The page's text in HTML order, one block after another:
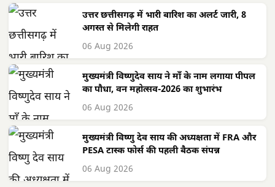
उत्तर छत्तीसगढ़ में भारी बारिश का अलर्ट जारी, 8
अगस्त से मिलेगी राहत
06 Aug 2026
मुख्यमंत्री विष्णुदेव साय ने माँ के नाम लगाया पीपल
का पौधा, वन महोत्सव-2026 का शुभारंभ
06 Aug 2026
मुख्यमंत्री विष्णु देव साय की अध्यक्षता में FRA और
PESA टास्क फोर्स की पहली बैठक संपन्न
06 Aug 2026